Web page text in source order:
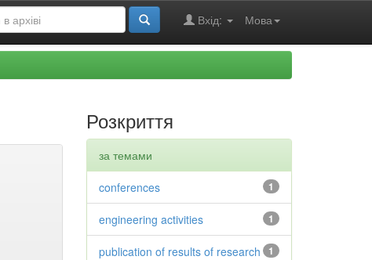
Мова
Вхід:
Розкриття
за темами
1
conferences
1
engineering activities
1
publication of results of research